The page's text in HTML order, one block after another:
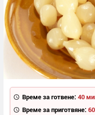
Време за готвене: 40
Време за приготвяне: